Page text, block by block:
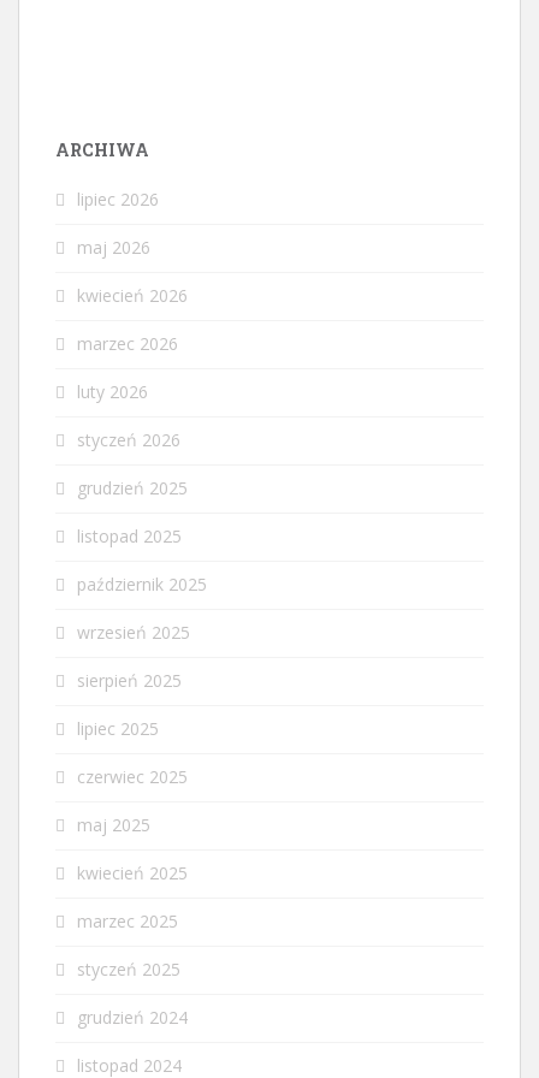
ARCHIWA
lipiec 2026
maj 2026
kwiecień 2026
marzec 2026
luty 2026
styczeń 2026
grudzień 2025
listopad 2025
październik 2025
wrzesień 2025
sierpień 2025
lipiec 2025
czerwiec 2025
maj 2025
kwiecień 2025
marzec 2025
styczeń 2025
grudzień 2024
listopad 2024